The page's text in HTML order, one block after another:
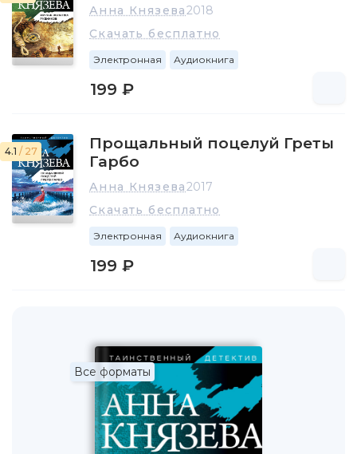
Анна Князева2018
Скачать бесплатно
Электронная Аудиокнига
199 ₽
4.1 / 27
Прощальный поцелуй Греты
Гарбо
Анна Князева2017
Скачать бесплатно
Электронная Аудиокнига
199 ₽
Все форматы